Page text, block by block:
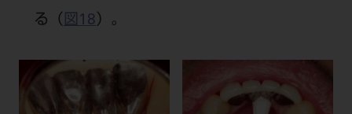
る（ 図18 ）。